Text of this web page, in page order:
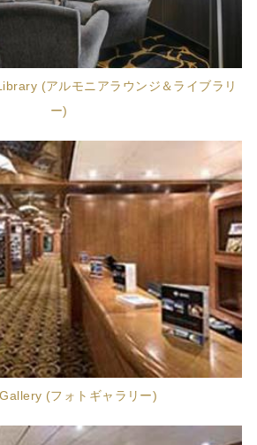
(アルモニアラウンジ＆ライブラリ
ー)
(フォトギャラリー)